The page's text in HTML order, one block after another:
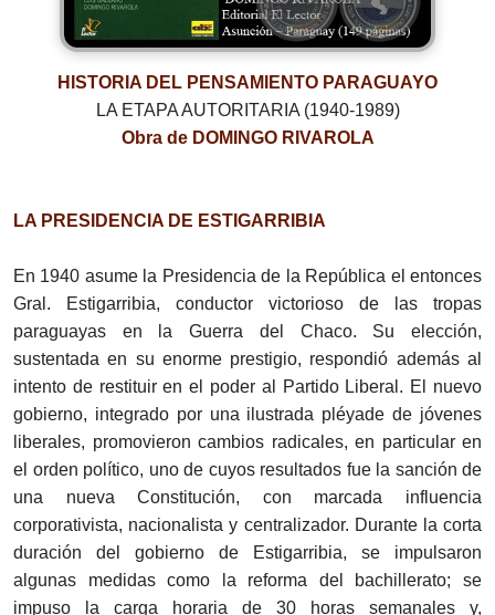
HISTORIA DEL PENSAMIENTO PARAGUAYO
LA ETAPA AUTORITARIA (1940-1989)
Obra de DOMINGO RIVAROLA
LA PRESIDENCIA DE ESTIGARRIBIA
En 1940 asume la Presidencia de la República el entonces
Gral. Estigarribia, conductor victorioso de las tropas
paraguayas en la Guerra del Chaco. Su elección,
sustentada en su enorme prestigio, respondió además al
intento de restituir en el poder al Partido Liberal. El nuevo
gobierno, integrado por una ilustrada pléyade de jóvenes
liberales, promovieron cambios radicales, en particular en
el orden político, uno de cuyos resultados fue la sanción de
una nueva Constitución, con marcada influencia
corporativista, nacionalista y centralizador. Durante la corta
duración del gobierno de Estigarribia, se impulsaron
algunas medidas como la reforma del bachillerato; se
impuso la carga horaria de 30 horas semanales y,